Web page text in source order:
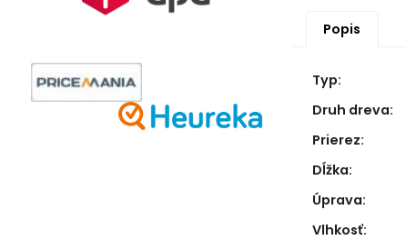
Popis
Typ:
Druh dreva:
Prierez:
Dĺžka:
Úprava:
Vlhkosť: